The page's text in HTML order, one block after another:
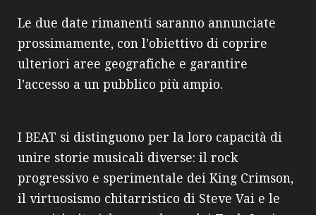
Le due date rimanenti saranno annunciate
prossimamente, con l’obiettivo di coprire
ulteriori aree geografiche e garantire
l’accesso a un pubblico più ampio.
I BEAT si distinguono per la loro capacità di
unire storie musicali diverse: il rock
progressivo e sperimentale dei King Crimson,
il virtuosismo chitarristico di Steve Vai e le